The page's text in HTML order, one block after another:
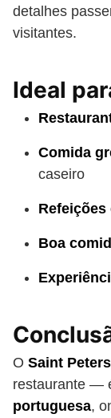
detalhes
visitantes.
Ideal
Comida
caseiro
Boa
O Saint
restaurante —
portuguesa,